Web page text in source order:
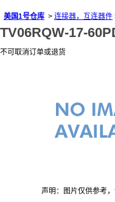
美国1号仓库 > 连接器，互连器件
TV06RQW-17-
不可取消订单或退货
声明：图片仅供参考，